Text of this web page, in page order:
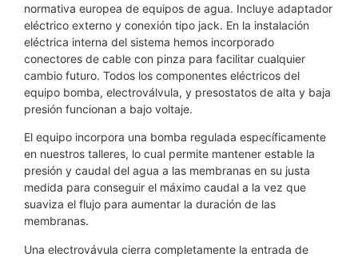
normativa europea de equipos de agua. Incluye adaptador
eléctrico externo y conexión tipo jack. En la instalación
eléctrica interna del sistema hemos incorporado
conectores de cable con pinza para facilitar cualquier
cambio futuro. Todos los componentes eléctricos del
equipo bomba, electroválvula, y presostatos de alta y baja
presión funcionan a bajo voltaje.
El equipo incorpora una bomba regulada específicamente
en nuestros talleres, lo cual permite mantener estable la
presión y caudal del agua a las membranas en su justa
medida para conseguir el máximo caudal a la vez que
suaviza el flujo para aumentar la duración de las
membranas.
Una electrovávula cierra completamente la entrada de